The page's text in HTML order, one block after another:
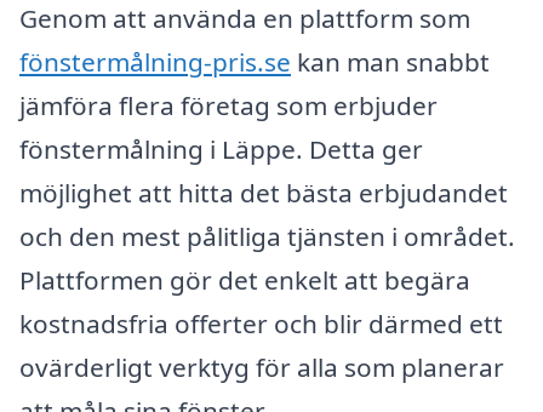
Genom att använda en plattform som
fönstermålning-pris.se kan man snabbt
jämföra flera företag som erbjuder
fönstermålning i Läppe. Detta ger
möjlighet att hitta det bästa erbjudandet
och den mest pålitliga tjänsten i området.
Plattformen gör det enkelt att begära
kostnadsfria offerter och blir därmed ett
ovärderligt verktyg för alla som planerar